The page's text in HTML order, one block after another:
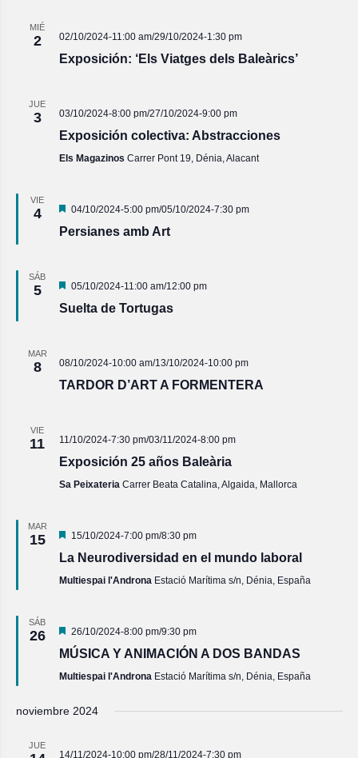
MIÉ
2 02/10/2024-11:00 am/29/10/2024-1:30 pm
Exposición: ‘Els Viatges dels Baleàrics’
JUE
3 03/10/2024-8:00 pm/27/10/2024-9:00 pm
Exposición colectiva: Abstracciones
Els Magazinos Carrer Pont 19, Dénia, Alacant
VIE
4 Destacado
04/10/2024-5:00 pm/05/10/2024-7:30 pm
Persianes amb Art
SÁB
5 Destacado
05/10/2024-11:00 am/12:00 pm
Suelta de Tortugas
MAR
8 08/10/2024-10:00 am/13/10/2024-10:00 pm
TARDOR D’ART A FORMENTERA
VIE
11 11/10/2024-7:30 pm/03/11/2024-8:00 pm
Exposición 25 años Baleària
Sa Peixateria Carrer Beata Catalina, Algaida, Mallorca
MAR
15 Destacado
15/10/2024-7:00 pm/8:30 pm
La Neurodiversidad en el mundo laboral
Multiespai l'Androna Estació Marítima s/n, Dénia, España
SÁB
26 Destacado
26/10/2024-8:00 pm/9:30 pm
MÚSICA Y ANIMACIÓN A DOS BANDAS
Multiespai l'Androna Estació Marítima s/n, Dénia, España
noviembre 2024
JUE
14/11/2024-10:00 pm/28/11/2024-7:30 pm